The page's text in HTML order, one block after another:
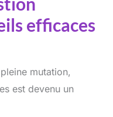
efficaces
mutation,
est devenu un